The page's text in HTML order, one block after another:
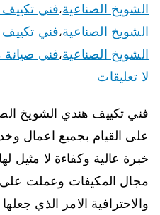
الشويخ الصناعية،فني
الشويخ الصناعية،فني
الشويخ الصناعية،فني
لا تعليقات
فني تكييف هندي الشويخ
على القيام بجميع اعمال
خبرة عالية وكفاءة لا
مجال المكيفات وعملت على
والاحترافية الامر الذي